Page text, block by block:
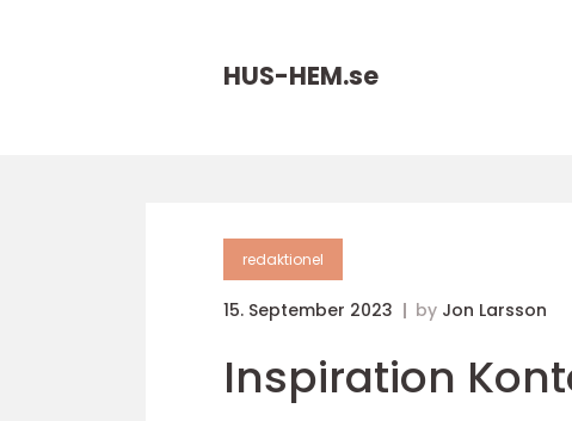
HUS-HEM.se
redaktionel
15. September 2023 by Jon Larsson
Inspiration